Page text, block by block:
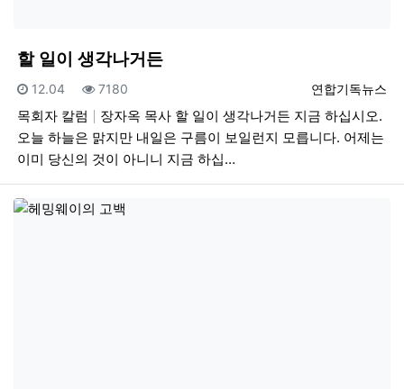
할 일이 생각나거든
등록자
연합기독뉴스
등록일
12.04 조회
7180
목회자 칼럼
장자옥 목사 할 일이 생각나거든 지금 하십시오.
오늘 하늘은 맑지만 내일은 구름이 보일런지 모릅니다. 어제는
이미 당신의 것이 아니니 지금 하십…